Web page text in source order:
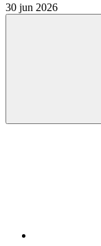
30 jun 2026